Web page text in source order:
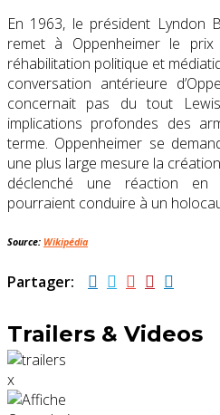
En 1963, le président Lyndon
remet à Oppenheimer le
réhabilitation politique et
conversation antérieure
concernait pas du tout
implications profondes des
terme. Oppenheimer se
une plus large mesure la
déclenché une réaction en
pourraient conduire à un
Source: Wikipédia
Partager:
Trailers & Videos
x